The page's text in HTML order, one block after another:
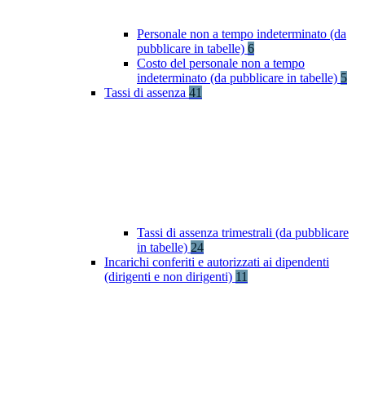
Personale non a tempo indeterminato (da
pubblicare in tabelle) 6
Costo del personale non a tempo
indeterminato (da pubblicare in tabelle) 5
Tassi di assenza 41
Tassi di assenza trimestrali (da pubblicare
in tabelle) 24
Incarichi conferiti e autorizzati ai dipendenti
(dirigenti e non dirigenti) 11